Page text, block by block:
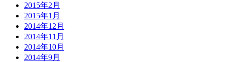
2015年2月
2015年1月
2014年12月
2014年11月
2014年10月
2014年9月